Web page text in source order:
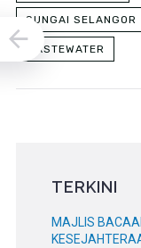
SUNGAI SELANGOR
WASTEWATER
TERKINI
MAJLIS